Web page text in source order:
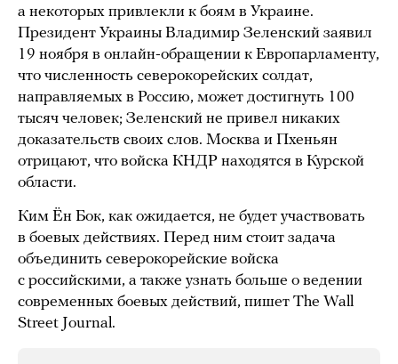
а некоторых привлекли к боям в Украине.
Президент Украины Владимир Зеленский заявил
19 ноября в онлайн-обращении к Европарламенту,
что численность северокорейских солдат,
направляемых в Россию, может достигнуть 100
тысяч человек; Зеленский не привел никаких
доказательств своих слов. Москва и Пхеньян
отрицают, что войска КНДР находятся в Курской
области.
Ким Ён Бок, как ожидается, не будет участвовать
в боевых действиях. Перед ним стоит задача
объединить северокорейские войска
с российскими, а также узнать больше о ведении
современных боевых действий, пишет The Wall
Street Journal.